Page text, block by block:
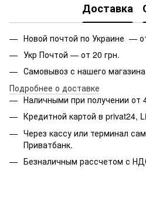
Доставка
Новой почтой по Украине —
Укр Почтой — от 20 грн.
Самовывоз с нашего
Подробнее о доставке
Наличными при получении от
Кредитной картой в privat24,
Через кассу или терминал
Приватбанк.
Безналичным рассчетом с